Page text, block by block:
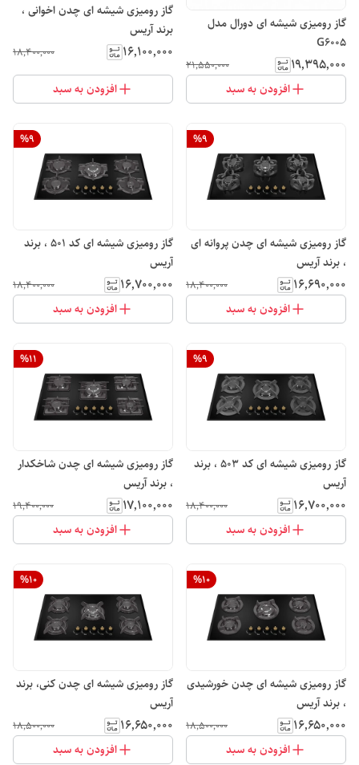
گاز رومیزی شیشه ای دورال مدل
G6005
۱۹٬۳۹۵٬۰۰۰ ۲۱٬۵۵۰٬۰۰۰
افزودن به سبد
گاز رومیزی شیشه ای چدن اخوانی ،
برند آریس
۱۶٬۱۰۰٬۰۰۰ ۱۸٬۴۰۰٬۰۰۰
افزودن به سبد
%9
گاز رومیزی شیشه ای چدن پروانه ای
، برند آریس
۱۶٬۶۹۰٬۰۰۰ ۱۸٬۴۰۰٬۰۰۰
افزودن به سبد
%9
گاز رومیزی شیشه ای کد ۵۰۱ ، برند
آریس
۱۶٬۷۰۰٬۰۰۰ ۱۸٬۴۰۰٬۰۰۰
افزودن به سبد
%9
گاز رومیزی شیشه ای کد ۵۰۳ ، برند
آریس
۱۶٬۷۰۰٬۰۰۰ ۱۸٬۴۰۰٬۰۰۰
افزودن به سبد
%11
گاز رومیزی شیشه ای چدن شاخکدار
، برند آریس
۱۷٬۱۰۰٬۰۰۰ ۱۹٬۴۰۰٬۰۰۰
افزودن به سبد
%10
گاز رومیزی شیشه ای چدن خورشیدی
، برند آریس
۱۶٬۶۵۰٬۰۰۰ ۱۸٬۵۰۰٬۰۰۰
افزودن به سبد
%10
گاز رومیزی شیشه ای چدن کنی، برند
آریس
۱۶٬۶۵۰٬۰۰۰ ۱۸٬۵۰۰٬۰۰۰
افزودن به سبد